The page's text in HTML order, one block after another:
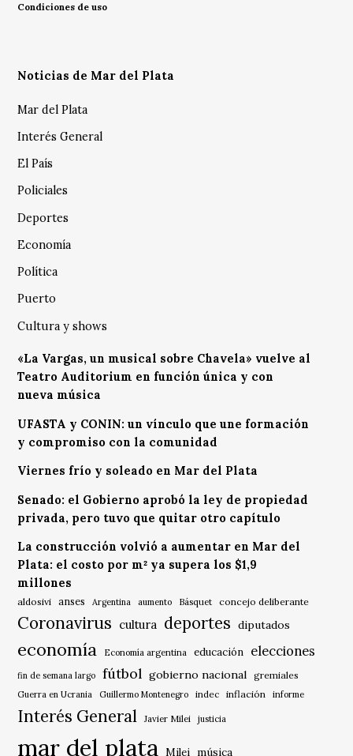
Condiciones de uso
Noticias de Mar del Plata
Mar del Plata
Interés General
El País
Policiales
Deportes
Economía
Política
Puerto
Cultura y shows
«La Vargas, un musical sobre Chavela» vuelve al
Teatro Auditorium en función única y con
nueva música
UFASTA y CONIN: un vínculo que une formación
y compromiso con la comunidad
Viernes frío y soleado en Mar del Plata
Senado: el Gobierno aprobó la ley de propiedad
privada, pero tuvo que quitar otro capítulo
La construcción volvió a aumentar en Mar del
Plata: el costo por m² ya supera los $1,9
millones
aldosivi anses Argentina aumento Básquet concejo deliberante
Coronavirus cultura deportes diputados
economía Economía argentina educación elecciones
fin de semana largo fútbol gobierno nacional gremiales
Guerra en Ucrania Guillermo Montenegro indec inflación informe
Interés General Javier Milei justicia
mar del plata Milei música